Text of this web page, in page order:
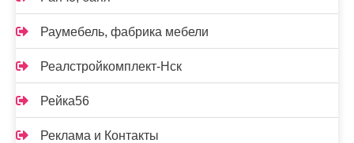
Раумебель, фабрика мебели
Реалстройкомплект-Нск
Рейка56
Реклама и Контакты